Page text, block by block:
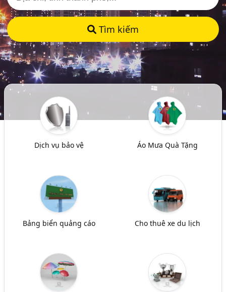
Tìm kiếm
Dịch vụ bảo vệ Áo Mưa Quà Tặng
Bảng biển quảng cáo Cho thuê xe du lịch